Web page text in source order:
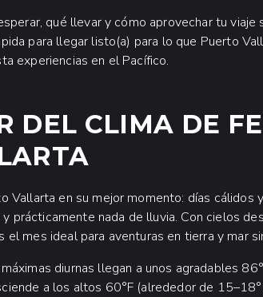
qué llevar y cómo aprovechar tu
para llegar listo(a) para lo que Puerto
experiencias en el Pacífico.
DEL CLIMA DE
Vallarta en su mejor momento: días cálidos
prácticamente nada de lluvia. Con cielos
mes ideal para aventuras en tierra y mar
diurnas llegan a unos agradables
a los altos 60°F (alrededor de